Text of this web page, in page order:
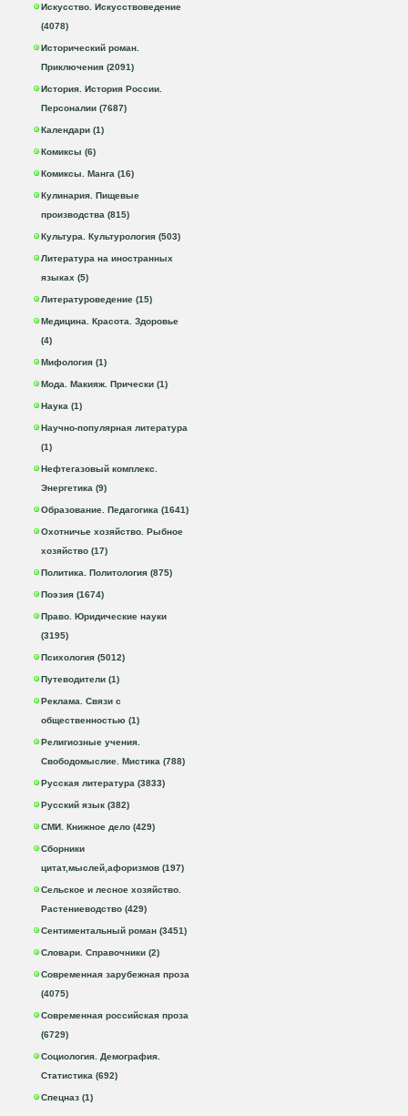
Искусство. Искусствоведение
(4078)
Исторический роман.
Приключения (2091)
История. История России.
Персоналии (7687)
Календари (1)
Комиксы (6)
Комиксы. Манга (16)
Кулинария. Пищевые
производства (815)
Культура. Культурология (503)
Литература на иностранных
языках (5)
Литературоведение (15)
Медицина. Красота. Здоровье
(4)
Мифология (1)
Мода. Макияж. Прически (1)
Наука (1)
Научно-популярная литература
(1)
Нефтегазовый комплекс.
Энергетика (9)
Образование. Педагогика (1641)
Охотничье хозяйство. Рыбное
хозяйство (17)
Политика. Политология (875)
Поэзия (1674)
Право. Юридические науки
(3195)
Психология (5012)
Путеводители (1)
Реклама. Связи с
общественностью (1)
Религиозные учения.
Свободомыслие. Мистика (788)
Русская литература (3833)
Русский язык (382)
СМИ. Книжное дело (429)
Сборники
цитат,мыслей,афоризмов (197)
Сельское и лесное хозяйство.
Растениеводство (429)
Сентиментальный роман (3451)
Словари. Справочники (2)
Современная зарубежная проза
(4075)
Современная российская проза
(6729)
Социология. Демография.
Статистика (692)
Спецназ (1)